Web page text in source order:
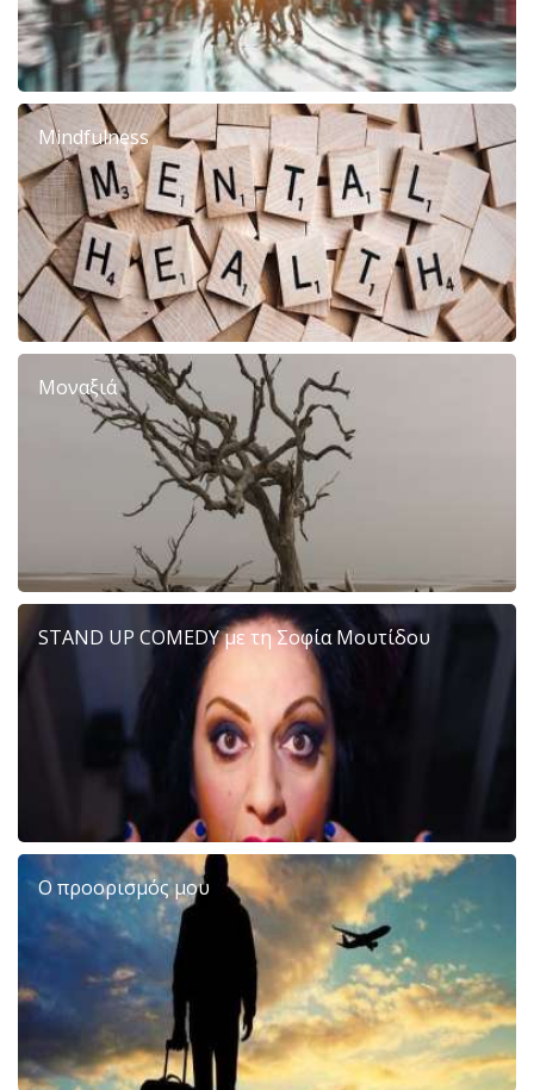
Mindfulness
Μοναξιά
STAND UP COMEDY με τη Σοφία Μουτίδου
Ο προορισμός μου